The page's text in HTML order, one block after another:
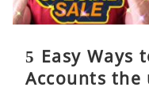
5 Easy Ways
Accounts the